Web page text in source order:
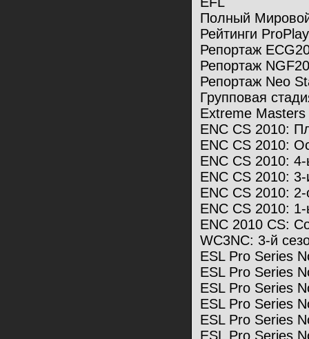
Полный
Рейтинги
Репортаж
Репортаж
Репортаж Neo
Групповая
Extreme
ENC CS 2010:
ENC CS 2010:
ENC CS 2010:
ENC CS 2010:
ENC CS 2010:
ENC CS 2010:
ENC 2010 CS:
WC3NC: 3-й
ESL Pro Series
ESL Pro Series
ESL Pro Series
ESL Pro Series
ESL Pro Series
ESL Pro Series